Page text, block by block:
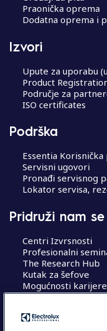
Praonička oprema
Dodatna oprema i
Izvori
Upute za uporabu
Product
Područje za
ISO certificates
Podrška
Essentia
Servisni ugovori
Pronađi servisnog
Lokator servisa,
Pridruži nam se
Centri Izvrsnosti
Profesionalni
The Research Hub
Kutak za šefove
Mogućnosti karijere